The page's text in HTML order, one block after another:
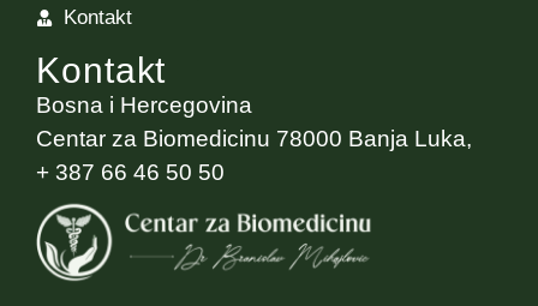
Kontakt
Kontakt
Bosna i Hercegovina
Centar za Biomedicinu 78000 Banja Luka,
+ 387 66 46 50 50